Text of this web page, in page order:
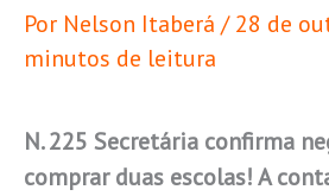
Por Nelson Itaberá /28 de
minutos de leitura
N. 225 Secretária confirma
comprar duas escolas! A